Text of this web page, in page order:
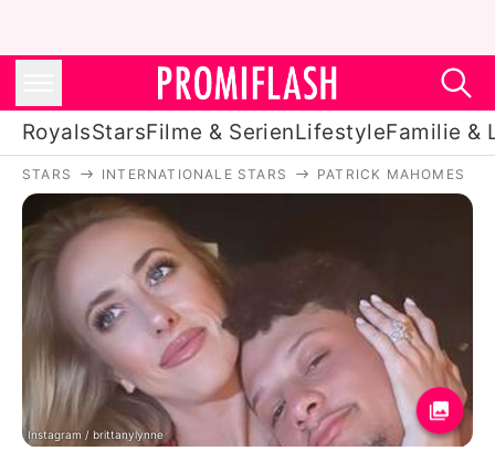
RoyalsStarsFilme & SerienLifestyleFamilie &
Royals
Filme & Serien
Lifestyle
Familie & Liebe
Promiflash Exklusiv
STARS INTERNATIONALE STARS PATRICK MAHOMES
Instagram / brittanylynne